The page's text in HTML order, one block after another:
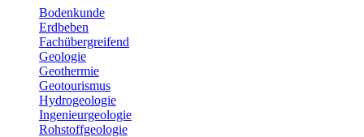
Bodenkunde
Erdbeben
Fachübergreifend
Geologie
Geothermie
Geotourismus
Hydrogeologie
Ingenieurgeologie
Rohstoffgeologie